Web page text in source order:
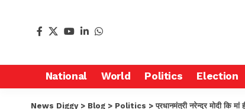
National World Politics Election
News Diggy> Blog > Politics > प्रधानमंत्री नरेन्द्र मोदी कि